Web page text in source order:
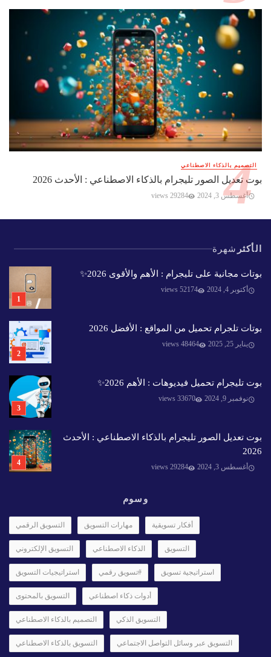
التصميم بالذكاء الاصطناعي
بوت تعديل الصور تليجرام بالذكاء الاصطناعي : الأحدث 2026
أغسطس 3, 2024 29284 views
الأكثر شهرة
بوتات مجانية على تليجرام : الأهم والأقوى 2026✨️
أكتوبر 4, 2024 52174 views
بوتات تلجرام تحميل من المواقع : الأفضل 2026
يناير 25, 2025 48464 views
بوت تليجرام تحميل فيديوهات : الأهم 2026✨️
نوفمبر 9, 2024 33670 views
بوت تعديل الصور تليجرام بالذكاء الاصطناعي : الأحدث
2026
أغسطس 3, 2024 29284 views
وسوم
التسويق الرقمي مهارات التسويق أفكار تسويقية
التسويق الإلكتروني الذكاء الاصطناعي التسويق
استراتيجيات التسويق #تسويق رقمي استراتيجية تسويق
التسويق بالمحتوى أدوات ذكاء اصطناعي
التصميم بالذكاء الاصطناعي التسويق الذكي
التسويق بالذكاء الاصطناعي التسويق عبر وسائل التواصل الاجتماعي